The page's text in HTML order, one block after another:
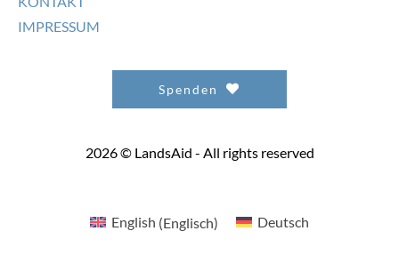
KONTAKT
IMPRESSUM
Spenden
2026 © LandsAid - All rights reserved
English (Englisch) Deutsch